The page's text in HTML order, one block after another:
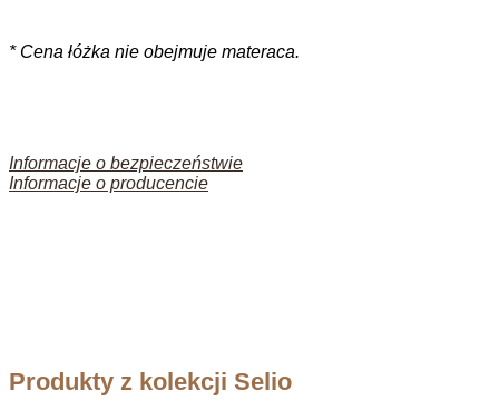
* Cena łóżka nie obejmuje materaca.
Informacje o bezpieczeństwie
Informacje o producencie
Produkty z kolekcji Selio